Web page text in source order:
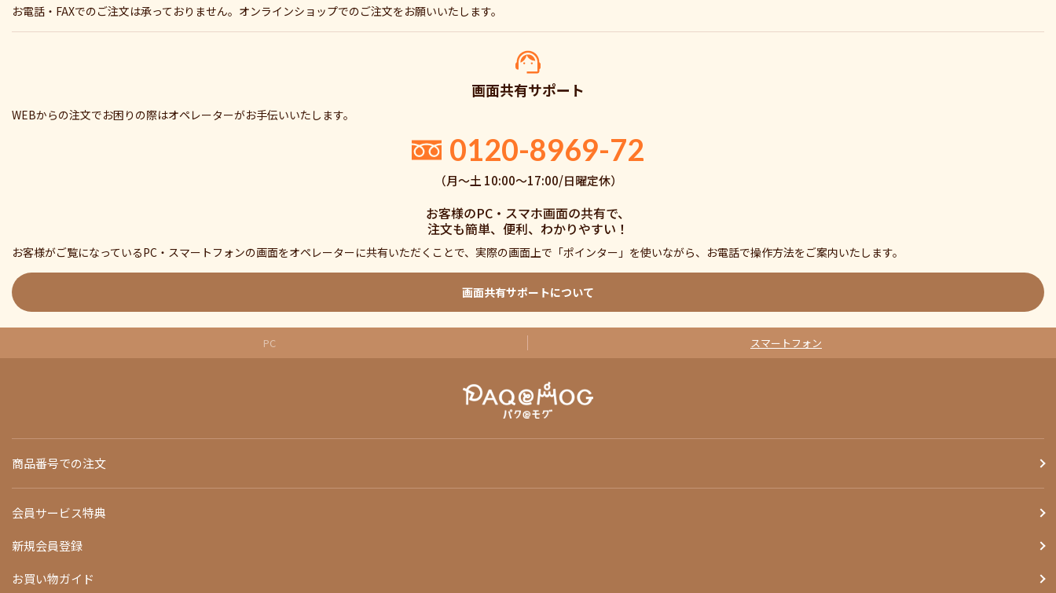
お電話・FAXでのご注文は承っておりません。オンラインショップでのご注文をお願いいたします。
画面共有サポート
WEBからの注文でお困りの際はオペレーターがお手伝いいたします。
0120-8969-72
（月〜土 10:00〜17:00/日曜定休）
お客様のPC・スマホ画面の共有で、
注文も簡単、便利、わかりやすい！
お客様がご覧になっているPC・スマートフォンの画面をオペレーターに共有いただくことで、実際の画面上で「ポインター」を使いながら、お電話で操作方法をご案内いたします。
画面共有サポートについて
PC スマートフォン
商品番号での注文
会員サービス特典
新規会員登録
お買い物ガイド